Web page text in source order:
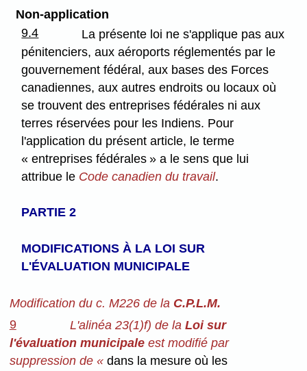
Non-application
9.4
La présente loi ne s'applique pas aux
pénitenciers, aux aéroports réglementés par le
gouvernement fédéral, aux bases des Forces
canadiennes, aux autres endroits ou locaux où
se trouvent des entreprises fédérales ni aux
terres réservées pour les Indiens. Pour
l'application du présent article, le terme
« entreprises fédérales » a le sens que lui
attribue le Code canadien du travail.
PARTIE 2
MODIFICATIONS À LA LOI SUR
L'ÉVALUATION MUNICIPALE
Modification du c. M226 de la C.P.L.M.
9
L'alinéa 23(1)f) de la Loi sur
l'évaluation municipaleest modifié par
suppression de « dans la mesure où les